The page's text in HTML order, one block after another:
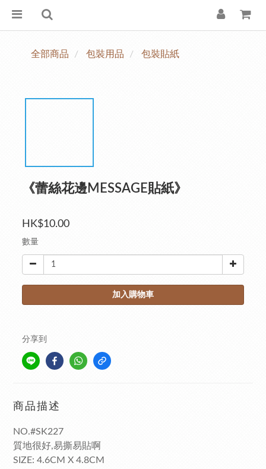
全部商品 包裝用品 包裝貼紙
《蕾絲花邊MESSAGE貼紙》
HK$10.00
數量
加入購物車
分享到
商品描述
NO.#SK227
質地很好,易撕易貼啊
SIZE: 4.6CM X 4.8CM